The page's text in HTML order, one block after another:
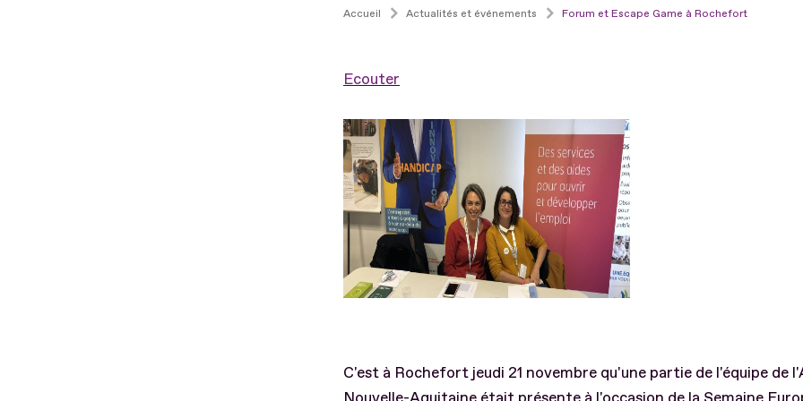
Accueil Actualités et événements Forum et Escape Game à Rochefort
Ecouter
C'est à Rochefort jeudi 21 novembre qu'une partie de l'équipe de